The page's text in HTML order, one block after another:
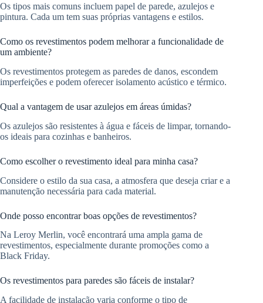
Os tipos mais comuns incluem papel de parede, azulejos e
pintura. Cada um tem suas próprias vantagens e estilos.
Como os revestimentos podem melhorar a funcionalidade de
um ambiente?
Os revestimentos protegem as paredes de danos, escondem
imperfeições e podem oferecer isolamento acústico e térmico.
Qual a vantagem de usar azulejos em áreas úmidas?
Os azulejos são resistentes à água e fáceis de limpar, tornando-
os ideais para cozinhas e banheiros.
Como escolher o revestimento ideal para minha casa?
Considere o estilo da sua casa, a atmosfera que deseja criar e a
manutenção necessária para cada material.
Onde posso encontrar boas opções de revestimentos?
Na Leroy Merlin, você encontrará uma ampla gama de
revestimentos, especialmente durante promoções como a
Black Friday.
Os revestimentos para paredes são fáceis de instalar?
A facilidade de instalação varia conforme o tipo de